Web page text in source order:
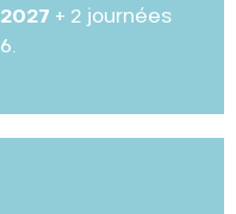
+ 2 journées